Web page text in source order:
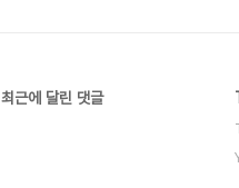
최근에 달린 댓글